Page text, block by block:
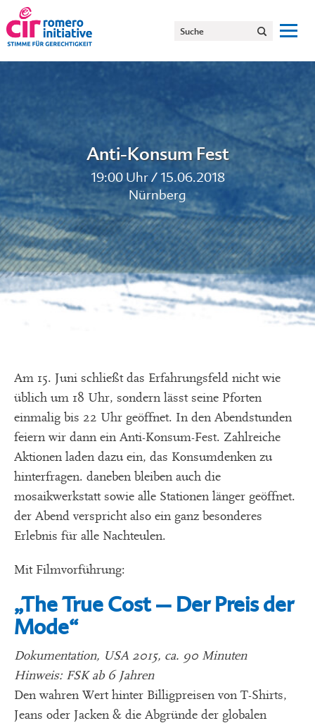
Anti-Konsum Fest
19:00 Uhr / 15.06.2018
Nürnberg
Am 15. Juni schließt das Erfahrungsfeld nicht wie
üblich um 18 Uhr, sondern lässt seine Pforten
einmalig bis 22 Uhr geöffnet. In den Abendstunden
feiern wir dann ein Anti-Konsum-Fest. Zahlreiche
Aktionen laden dazu ein, das Konsumdenken zu
hinterfragen. daneben bleiben auch die
mosaikwerkstatt sowie alle Stationen länger geöffnet.
der Abend verspricht also ein ganz besonderes
Erlebnis für alle Nachteulen.
Mit Filmvorführung:
„The True Cost – Der Preis der
Mode“
Dokumentation, USA 2015, ca. 90 Minuten
Hinweis: FSK ab 6 Jahren
Den wahren Wert hinter Billigpreisen von T-Shirts,
Jeans oder Jacken & die Abgründe der globalen